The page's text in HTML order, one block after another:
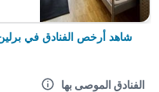
شاهد أرخص الفنادق في
الفنادق الموصى بها